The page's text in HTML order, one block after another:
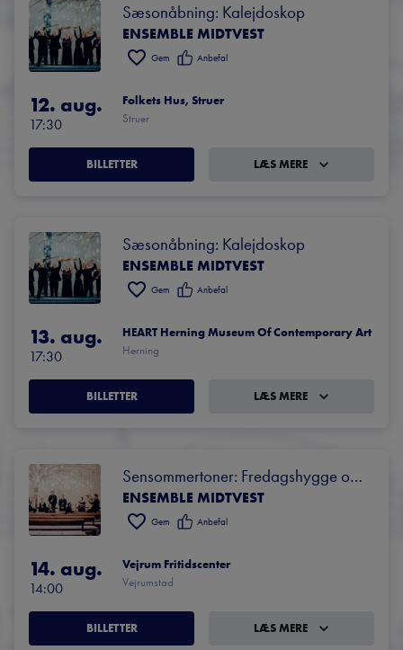
Sæsonåbning: Kalejdoskop
ENSEMBLE MIDTVEST
Gem Anbefal
12. aug.
17:30
Folkets Hus, Struer
Struer
BILLETTER LÆS MERE
Sæsonåbning: Kalejdoskop
ENSEMBLE MIDTVEST
Gem Anbefal
13. aug.
17:30
HEART Herning Museum Of Contemporary Art
Herning
BILLETTER LÆS MERE
Sensommertoner: Fredagshygge og
koncert
ENSEMBLE MIDTVEST
Gem Anbefal
14. aug.
14:00
Vejrum Fritidscenter
Vejrumstad
BILLETTER LÆS MERE